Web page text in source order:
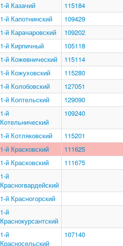
1-й Казачий
115184
1-й Капотнинский
109429
1-й Карачаровский
109202
1-й Кирпичный
105118
1-й Кожевнический
115114
1-й Кожуховский
115280
1-й Колобовский
127051
1-й Коптельский
129090
1-й
Котельнический
109240
1-й Котляковский
115201
1-й Красковский
111625
1-й Красковский
111675
1-й
Красногвардейский
1-й Красногорский
1-й
Краснокурсантский
1-й
Красносельский
107140